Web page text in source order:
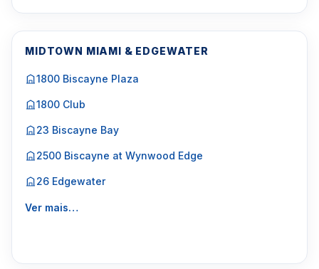
MIDTOWN MIAMI & EDGEWATER
1800 Biscayne Plaza
1800 Club
23 Biscayne Bay
2500 Biscayne at Wynwood Edge
26 Edgewater
Ver mais…